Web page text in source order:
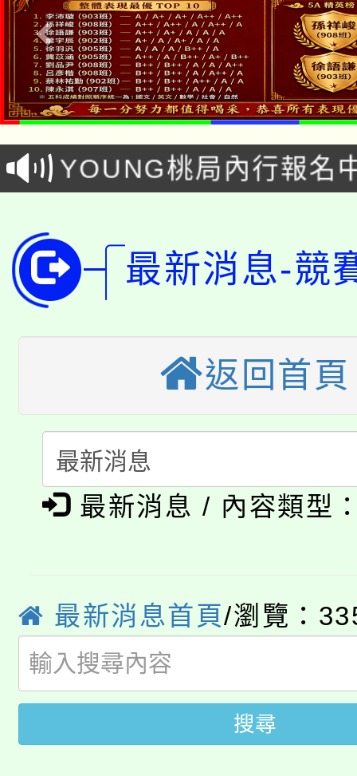
「本色祭」8/29、30在
場熱烈登場!
8/21下午1時於龍潭區
徵才活動。
YOUNG桃局內行報名
局官網。
8月14至27日，桃園電
開!
115年桃園市運動會8/
田徑場及游泳池舉行。
桃園市低收入戶享有免
半價優惠，詳情可洽有
者。
份教師增能研習
大溪自造教育及科技
淨零綠生活教案入校路
會
115年食農教育專業人
程
「本色祭」8/29、30在
場熱烈登場!
8/21下午1時於龍潭區
局官網。
8月14至27日，桃園電
開!
115年桃園市運動會8/
田徑場及游泳池舉行。
桃園市低收入戶享有免
視費優惠，中低收入戶
大園自造教育及科技
大溪自造教育及科技中
最新消息-競
返回首頁
最新消息 / 內容類型
最新消息首頁/瀏覽：
搜尋